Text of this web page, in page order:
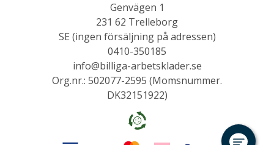
Genvägen 1
231 62 Trelleborg
SE (ingen försäljning på adressen)
0410-350185
info@billiga-arbetsklader.se
Org.nr.: 502077-2595 (Momsnummer.
DK32151922)